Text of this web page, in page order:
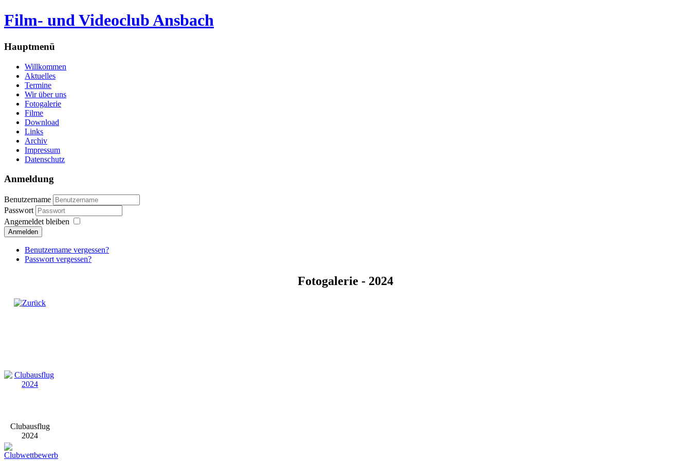
Film- und Videoclub Ansbach
Hauptmenü
Willkommen
Aktuelles
Termine
Wir über uns
Fotogalerie
Filme
Download
Links
Archiv
Impressum
Datenschutz
Anmeldung
Benutzername
Passwort
Angemeldet bleiben
Anmelden
Benutzername vergessen?
Passwort vergessen?
Fotogalerie - 2024
Clubausflug
2024